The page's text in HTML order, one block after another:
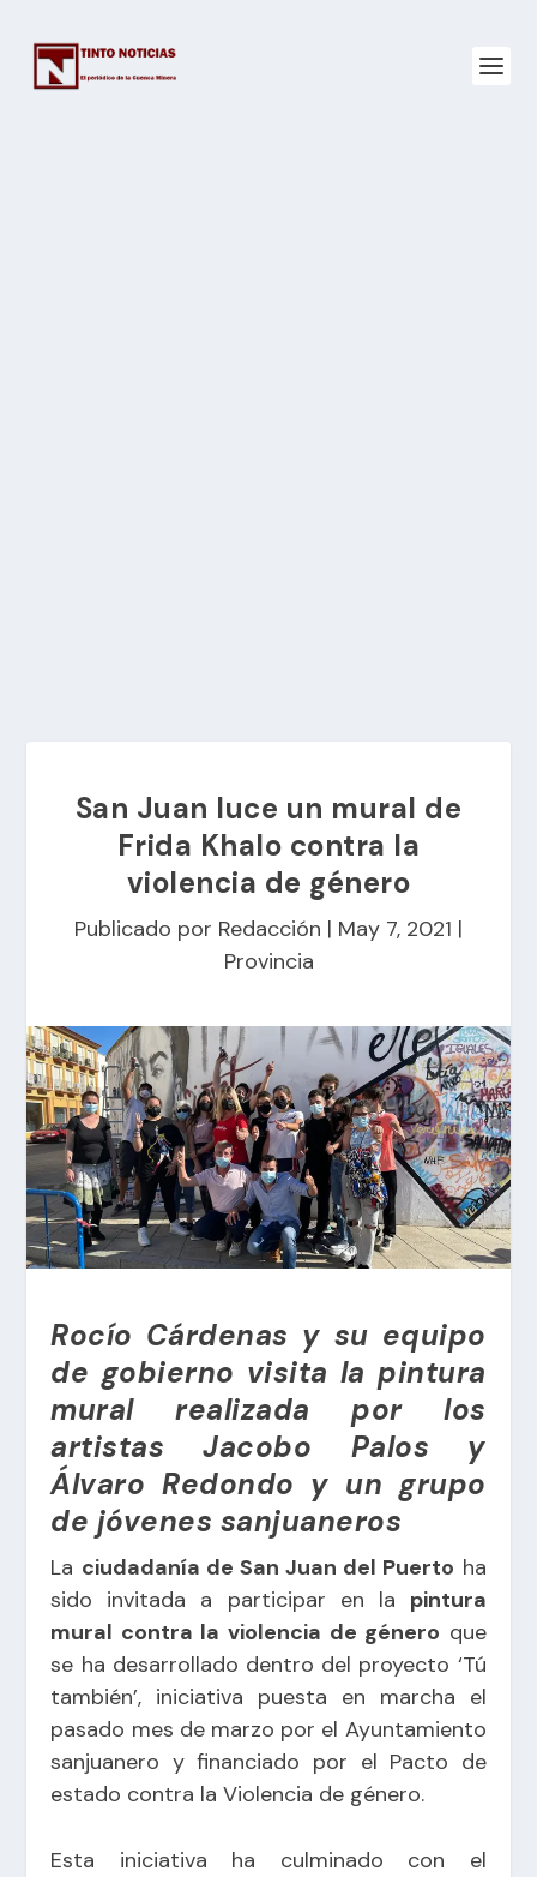
San Juan luce un mural de
Frida Khalo contra la
violencia de género
Publicado por Redacción | May 7, 2021 |
Provincia
Rocío Cárdenas y su equipo
de gobierno visita la pintura
mural realizada por los
artistas Jacobo Palos y
Álvaro Redondo y un grupo
de jóvenes sanjuaneros
La ciudadanía de San Juan del Puerto ha
sido invitada a participar en la pintura
mural contra la violencia de género que
se ha desarrollado dentro del proyecto ‘Tú
también’, iniciativa puesta en marcha el
pasado mes de marzo por el Ayuntamiento
sanjuanero y financiado por el Pacto de
estado contra la Violencia de género.
Esta iniciativa ha culminado con el